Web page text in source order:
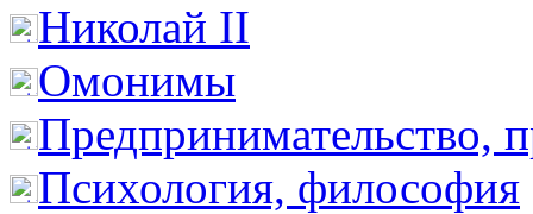
Николай II
Омонимы
Предпринимательство,
Психология, философия